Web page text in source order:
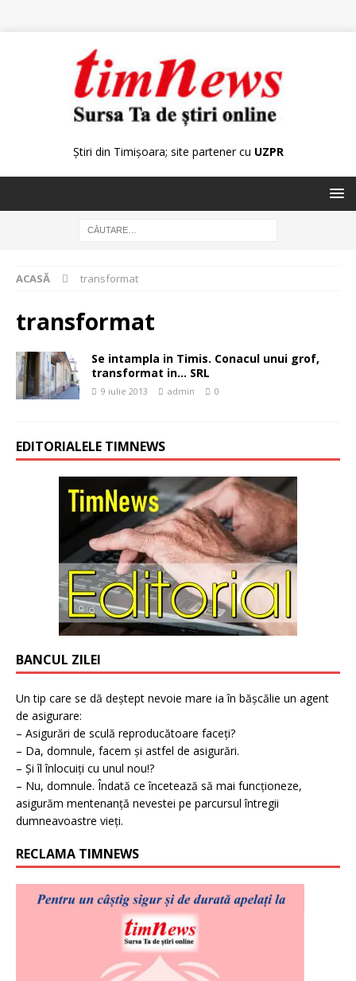
Știri din Timișoara; site partener cu UZPR
ACASĂ transformat
transformat
Se intampla in Timis. Conacul unui grof,
transformat in… SRL
9 iulie 2013 admin 0
EDITORIALELE TIMNEWS
BANCUL ZILEI
Un tip care se dă deștept nevoie mare ia în bășcălie un agent
de asigurare:
– Asigurări de sculă reproducătoare faceți?
– Da, domnule, facem și astfel de asigurări.
– Și îl înlocuiți cu unul nou!?
– Nu, domnule. Îndată ce încetează să mai funcționeze,
asigurăm mentenanță nevestei pe parcursul întregii
dumneavoastre vieți.
RECLAMA TIMNEWS